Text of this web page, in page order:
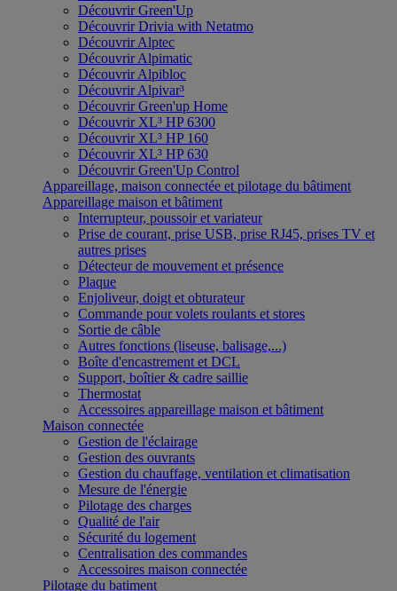
Découvrir Green'Up
Découvrir Drivia with Netatmo
Découvrir Alptec
Découvrir Alpimatic
Découvrir Alpibloc
Découvrir Alpivar³
Découvrir Green'up Home
Découvrir XL³ HP 6300
Découvrir XL³ HP 160
Découvrir XL³ HP 630
Découvrir Green'Up Control
Appareillage, maison connectée et pilotage du bâtiment
Appareillage maison et bâtiment
Interrupteur, poussoir et variateur
Prise de courant, prise USB, prise RJ45, prises TV et
autres prises
Détecteur de mouvement et présence
Plaque
Enjoliveur, doigt et obturateur
Commande pour volets roulants et stores
Sortie de câble
Autres fonctions (liseuse, balisage,...)
Boîte d'encastrement et DCL
Support, boîtier & cadre saillie
Thermostat
Accessoires appareillage maison et bâtiment
Maison connectée
Gestion de l'éclairage
Gestion des ouvrants
Gestion du chauffage, ventilation et climatisation
Mesure de l'énergie
Pilotage des charges
Qualité de l'air
Sécurité du logement
Centralisation des commandes
Accessoires maison connectée
Pilotage du batiment